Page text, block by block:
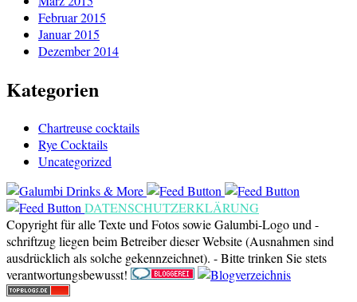
Februar 2015
Januar 2015
Dezember 2014
Kategorien
Chartreuse cocktails
Rye Cocktails
Uncategorized
DATENSCHUTZERKLÄRUNG
Copyright für alle Texte und Fotos sowie Galumbi-Logo und -
schriftzug liegen beim Betreiber dieser Website (Ausnahmen sind
ausdrücklich als solche gekennzeichnet). - Bitte trinken Sie stets
verantwortungsbewusst!